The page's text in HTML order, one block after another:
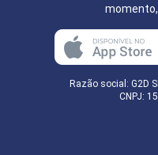
momento,
Razão social: G2D
CNPJ: